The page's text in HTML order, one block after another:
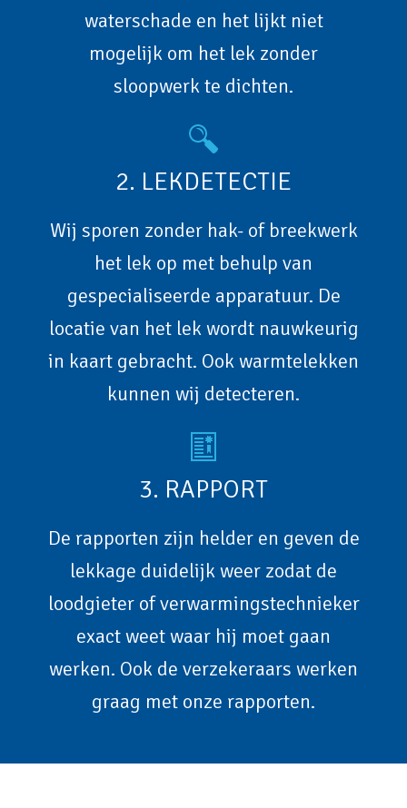
waterschade en het lijkt niet
mogelijk om het lek zonder
sloopwerk te dichten.
2. LEKDETECTIE
Wij sporen zonder hak- of breekwerk
het lek op met behulp van
gespecialiseerde apparatuur. De
locatie van het lek wordt nauwkeurig
in kaart gebracht. Ook warmtelekken
kunnen wij detecteren.
3. RAPPORT
De rapporten zijn helder en geven de
lekkage duidelijk weer zodat de
loodgieter of verwarmingstechnieker
exact weet waar hij moet gaan
werken. Ook de verzekeraars werken
graag met onze rapporten.